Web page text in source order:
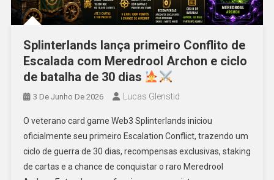
Splinterlands lança primeiro Conflito de
Escalada com Meredrool Archon e ciclo
de batalha de 30 dias
3 De Junho De 2026 Lucas Glenstid
O veterano card game Web3 Splinterlands iniciou
oficialmente seu primeiro Escalation Conflict, trazendo um
ciclo de guerra de 30 dias, recompensas exclusivas, staking
de cartas e a chance de conquistar o raro Meredrool